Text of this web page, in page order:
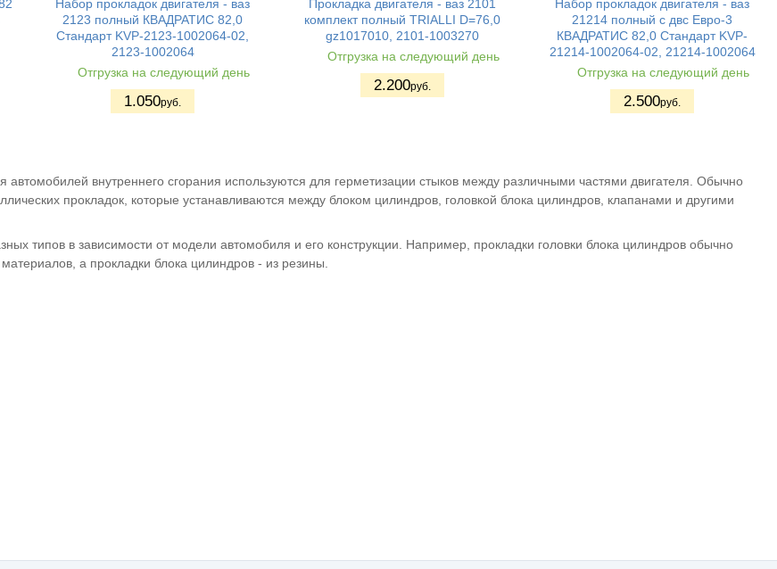
Набор прокладок двигателя - ваз
2123 полный КВАДРАТИС 82,0
Стандарт KVP-2123-1002064-02,
2123-1002064
Отгрузка на следующий день
1.050руб.
Прокладка двигателя - ваз 2101
комплект полный TRIALLI D=76,0
gz1017010, 2101-1003270
Отгрузка на следующий день
2.200руб.
Набор прокладок двигателя - ваз
21214 полный с двс Евро-3
КВАДРАТИС 82,0 Стандарт KVP-
21214-1002064-02, 21214-1002064
Отгрузка на следующий день
2.500руб.
автомобилей внутреннего сгорания используются для герметизации стыков между различными частями двигателя. Обычно
прокладок, которые устанавливаются между блоком цилиндров, головкой блока цилиндров, клапанами и другими
типов в зависимости от модели автомобиля и его конструкции. Например, прокладки головки блока цилиндров обычно
а прокладки блока цилиндров - из резины.